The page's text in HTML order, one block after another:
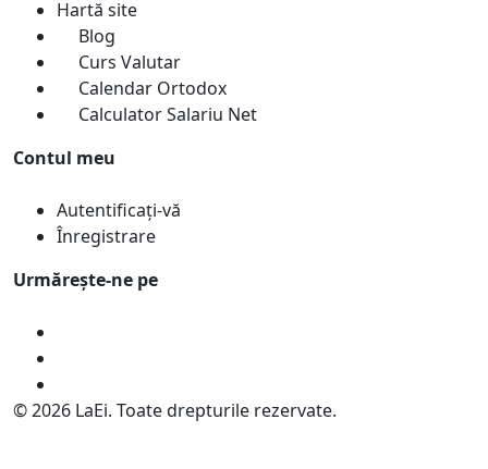
Hartă site
Blog
Curs Valutar
Calendar Ortodox
Calculator Salariu Net
Contul meu
Autentificați-vă
Înregistrare
Urmărește-ne pe
© 2026 LaEi. Toate drepturile rezervate.